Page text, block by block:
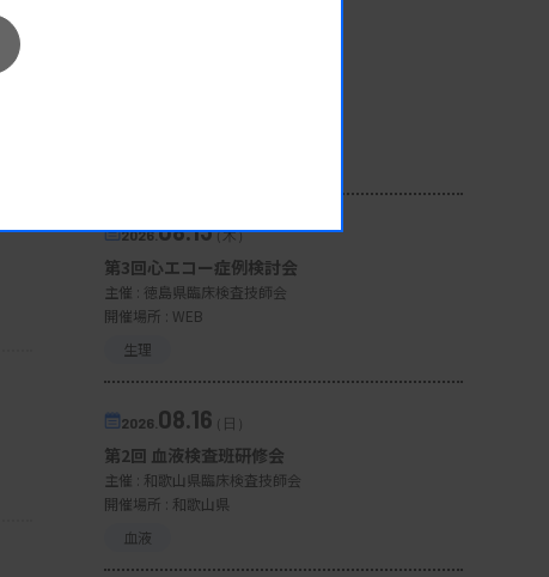
2026.08.13（木）
第3回心エコー症例検討会
主催 : 徳島県臨床検査技師会
開催場所 : WEB
生理
2026. 08.16（日）
第2回 血液検査班研修会
主催 : 和歌山県臨床検査技師会
開催場所 : 和歌山県
血液